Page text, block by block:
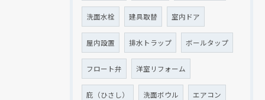
洗面水栓 建具取替 室内ドア
屋内設置 排水トラップ ボールタップ
フロート弁 洋室リフォーム
庇（ひさし） 洗面ボウル エアコン